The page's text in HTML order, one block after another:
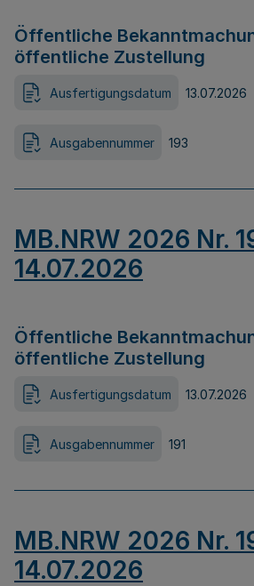
Öffentliche
öffentliche Zustellung
Ausfertigungsdatum 13.07.2026
Ausgabennummer 193
MB.NRW 2026 Nr.
14.07.2026
Öffentliche
öffentliche Zustellung
Ausfertigungsdatum 13.07.2026
Ausgabennummer 191
MB.NRW 2026 Nr.
14.07.2026